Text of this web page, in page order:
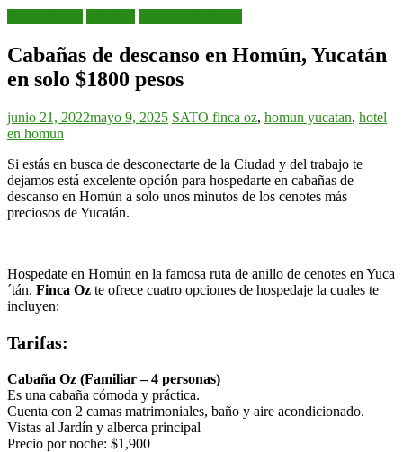
Cabañas de descanso en Homún, Yucatán
en solo $1800 pesos
junio 21, 2022mayo 9, 2025 SATO finca oz, homun yucatan, hotel
en homun
Si estás en busca de desconectarte de la Ciudad y del trabajo te
dejamos está excelente opción para hospedarte en cabañas de
descanso en Homún a solo unos minutos de los cenotes más
preciosos de Yucatán.
Hospedate en Homún en la famosa ruta de anillo de cenotes en Yuca
´tán. Finca Oz te ofrece cuatro opciones de hospedaje la cuales te
incluyen:
Tarifas:
Cabaña Oz (Familiar – 4 personas)
Es una cabaña cómoda y práctica.
Cuenta con 2 camas matrimoniales, baño y aire acondicionado.
Vistas al Jardín y alberca principal
Precio por noche: $1,900